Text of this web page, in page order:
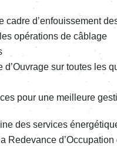
d’en­fouis­se­ment
opéra­tions de câblage
d’Ou­vrage sur toutes les
pour une meilleure
des services
Rede­vance